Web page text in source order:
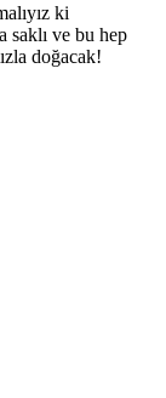
ki
saklı ve bu hep
doğacak!